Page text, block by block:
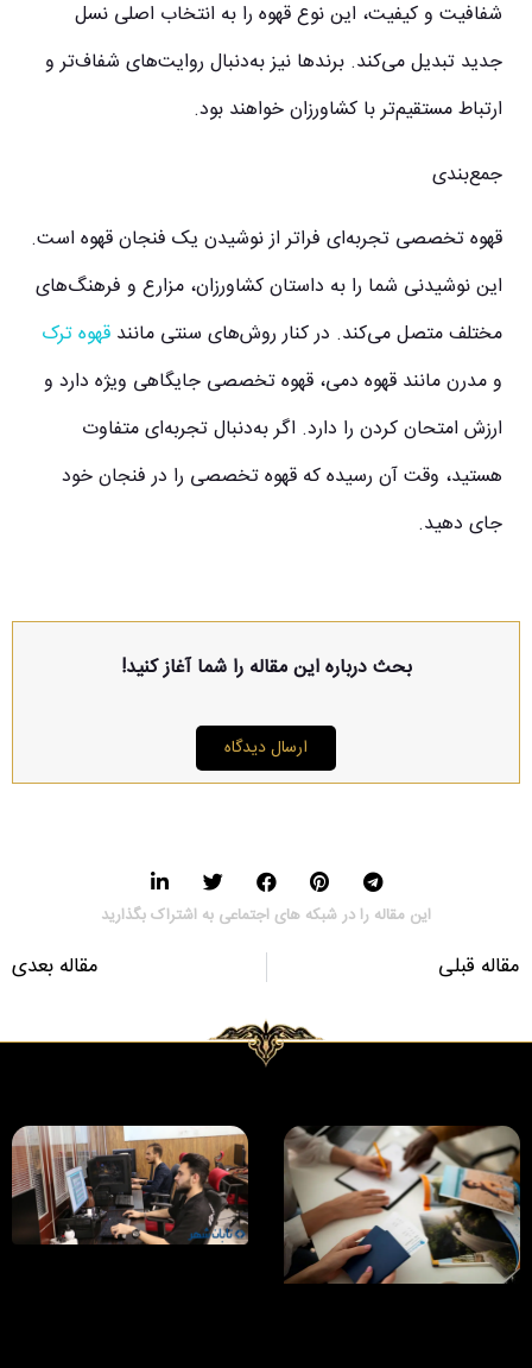
شفافیت و کیفیت، این نوع قهوه را به انتخاب اصلی نسل
جدید تبدیل می‌کند. برندها نیز به‌دنبال روایت‌های شفاف‌تر و
ارتباط مستقیم‌تر با کشاورزان خواهند بود.
جمع‌بندی
قهوه تخصصی تجربه‌ای فراتر از نوشیدن یک فنجان قهوه است.
این نوشیدنی شما را به داستان کشاورزان، مزارع و فرهنگ‌های
مختلف متصل می‌کند. در کنار روش‌های سنتی مانند قهوه ترک
و مدرن مانند قهوه دمی، قهوه تخصصی جایگاهی ویژه دارد و
ارزش امتحان کردن را دارد. اگر به‌دنبال تجربه‌ای متفاوت
هستید، وقت آن رسیده که قهوه تخصصی را در فنجان خود
جای دهید.
بحث درباره این مقاله را شما آغاز کنید!
ارسال دیدگاه
این مقاله را در شبکه های اجتماعی به اشتراک بگذارید
مقاله قبلی مقاله بعدی